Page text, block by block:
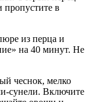
пропустите в
из перца и
на 40 минут. Не
чеснок, мелко
сунели. Включите